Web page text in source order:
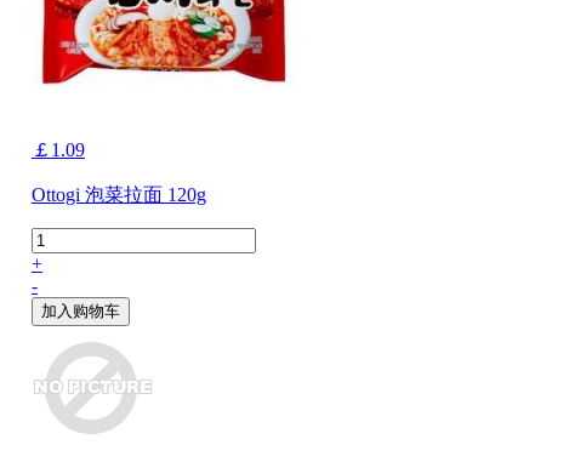
￡1.09
Ottogi 泡菜拉面 120g
+
-
加入购物车